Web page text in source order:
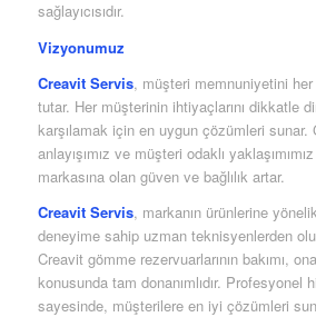
sağlayıcısıdır.
Vizyonumuz
Creavit Servis, müşteri memnuniyetini
tutar. Her müşterinin ihtiyaçlarını dikkatle
karşılamak için en uygun çözümleri sunar.
anlayışımız ve müşteri odaklı
markasına olan güven ve bağlılık artar.
Creavit Servis, markanın ürünlerine
deneyime sahip uzman teknisyenlerden
Creavit gömme rezervuarlarının bakımı,
konusunda tam donanımlıdır. Profesyonel
sayesinde, müşterilere en iyi çözümleri